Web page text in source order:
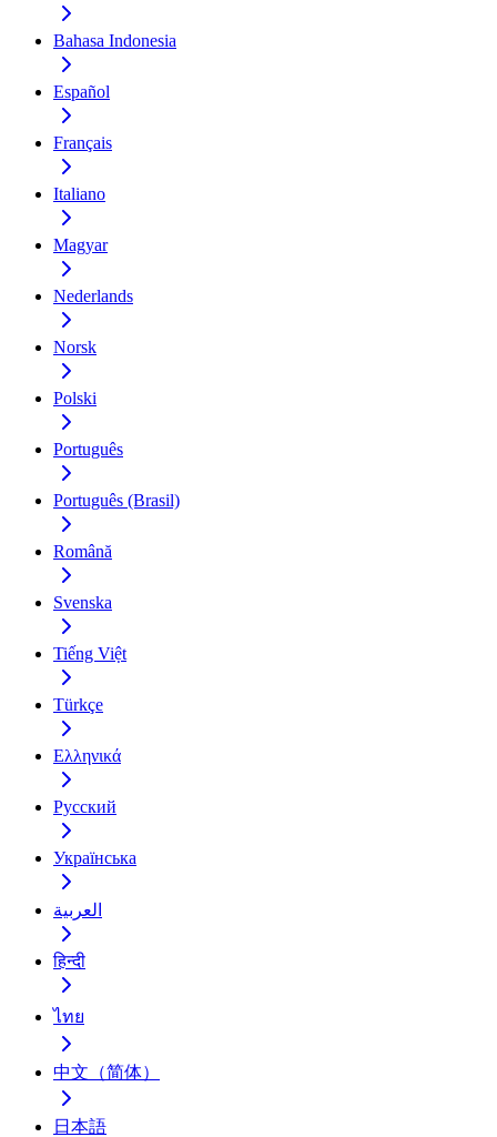
Bahasa Indonesia
Español
Français
Italiano
Magyar
Nederlands
Norsk
Polski
Português
Português (Brasil)
Română
Svenska
Tiếng Việt
Türkçe
Ελληνικά
Русский
Українська
العربية
हिन्दी
ไทย
中文（简体）
日本語